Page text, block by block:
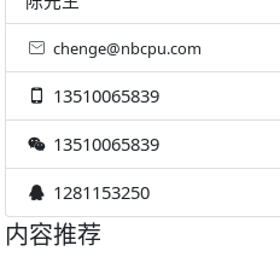
chenge@nbcpu.com
13510065839
13510065839
1281153250
内容推荐